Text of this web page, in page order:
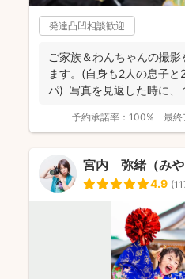
発達凸凹相談歓迎
ご家族＆わんちゃんの撮
ます。(自身も2人の息子
パ) 写真を見返した時に、
予約承諾率： 100% 最終
宮内 弥緒（み
4.9 (